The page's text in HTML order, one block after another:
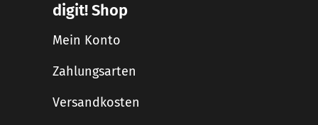
digit! Shop
Mein Konto
Zahlungsarten
Versandkosten